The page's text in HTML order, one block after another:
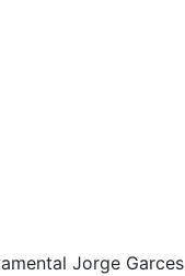
Jorge Garces